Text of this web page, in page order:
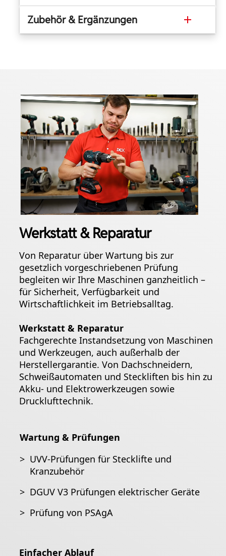
Zubehör & Ergänzungen
Werkstatt & Reparatur
Von Reparatur über Wartung bis zur
gesetzlich vorgeschriebenen Prüfung
begleiten wir Ihre Maschinen ganzheitlich –
für Sicherheit, Verfügbarkeit und
Wirtschaftlichkeit im Betriebsalltag.
Werkstatt & Reparatur
Fachgerechte Instandsetzung von Maschinen
und Werkzeugen, auch außerhalb der
Herstellergarantie. Von Dachschneidern,
Schweißautomaten und Steckliften bis hin zu
Akku- und Elektrowerkzeugen sowie
Drucklufttechnik.
Wartung & Prüfungen
> UVV-Prüfungen für Stecklifte und
Kranzubehör
> DGUV V3 Prüfungen elektrischer Geräte
> Prüfung von PSAgA
Einfacher Ablauf